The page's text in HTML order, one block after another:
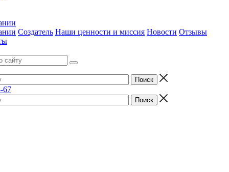
Создатель Наши ценности и миссия Новости Отзывы
67